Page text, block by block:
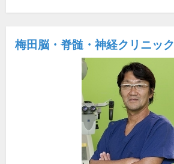
梅田脳・脊髄・神経クリニック